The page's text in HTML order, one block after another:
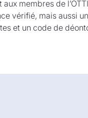
membres de
vérifié, mais aussi
et un code de